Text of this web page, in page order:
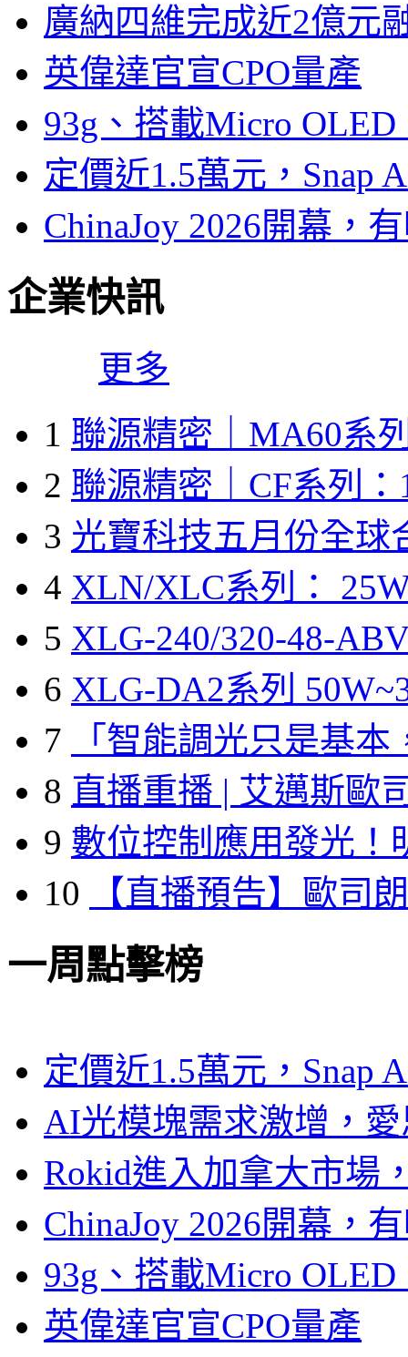
廣納四維完成近2億元
英偉達官宣CPO量產
93g、搭載Micro
定價近1.5萬元，Snap
ChinaJoy 2026開幕，
企業快訊
更多
1 聯源精密｜MA60系
2 聯源精密｜CF系列：
3 光寶科技五月份全球
4 XLN/XLC系列：
5 XLG-240/320-48-
6 XLG-DA2系列
7
「智能調光只是基本
8 直播重播 | 艾邁斯歐
9 數位控制應用發光！
10
【直播預告】歐司
一周點擊榜
定價近1.5萬元，Snap
AI光模塊需求激增，
Rokid進入加拿大市場
ChinaJoy 2026開幕，
93g、搭載Micro
英偉達官宣CPO量產